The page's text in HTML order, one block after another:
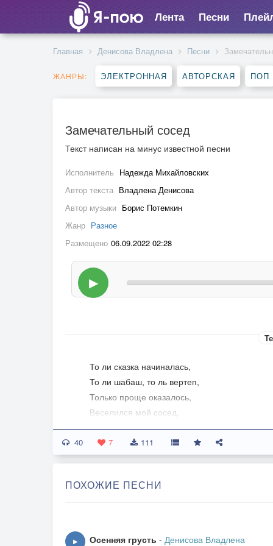
Лента Песни
Главная Денисова Владлена Песни
ЖАНРЫ: ЭЛЕКТРОННАЯ АВТОРСКАЯ ПОП
Замечательный сосед
Текст написан на минус известной песни
Исполнитель Надежда Михайловских
Автор текста Владлена Денисова
Автор музыки Борис Потемкин
Жанр Разное
Размещено 06.09.2022 02:28
▶
То ли сказка начиналась,
То ли шабаш, то ль вертеп,
Только проще оказалось,
Веселился мой сосед.
Дым, конечно, коромыслом,
Раздавался чей-то визг,
На наречии басистом
Слишком поздно утром встала,
40 7 111
ПОХОЖИЕ ПЕСНИ
▶ Осенняя грусть - Денисова Владлена